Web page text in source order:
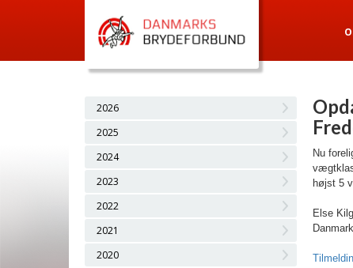
2026
2025
2024
2023
2022
2021
2020
Nu
højst 5
Else